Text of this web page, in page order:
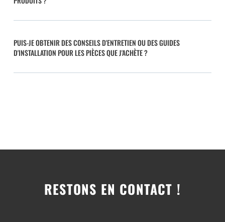
PUIS-JE OBTENIR DES CONSEILS D'ENTRETIEN OU DES GUIDES
D'INSTALLATION POUR LES PIÈCES QUE J'ACHÈTE ?
RESTONS EN CONTACT !